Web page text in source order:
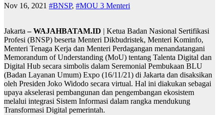
Nov 16, 2021 #BNSP, #MOU 3 Menteri
Jakarta– WAJAHBATAM.ID | Ketua Badan Nasional Sertifikasi
Profesi (BNSP) beserta Menteri Dikbudristek, Menteri Kominfo,
Menteri Tenaga Kerja dan Menteri Perdagangan menandatangani
Memorandum of Understanding (MoU) tentang Talenta Digital dan
Digital Hub secara simbolis dalam Seremonial Pembukaan BLU
(Badan Layanan Umum) Expo (16/11/21) di Jakarta dan disaksikan
oleh Presiden Joko Widodo secara virtual. Hal ini diakukan sebagai
upaya akselerasi pembangunan dan pengembangan ekosistem
melalui integrasi Sistem Informasi dalam rangka mendukung
Transformasi Digital pemerintah.